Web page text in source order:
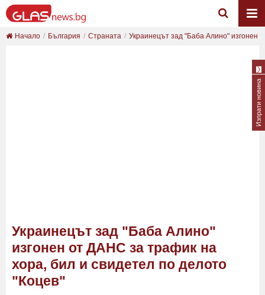
Начало България Страната Украинецът зад "Баба Алино" изгонен
Украинецът зад "Баба Алино"
изгонен от ДАНС за трафик на
хора, бил и свидетел по делото
"Коцев"
Изпрати новина